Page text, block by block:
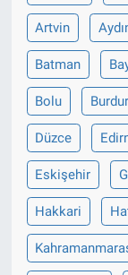
Artvin
Batman
Bolu Burdur
Düzce
Eskişehir
Hakkari